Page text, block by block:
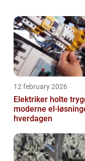
12 february 2026
Elektriker holte trygge og
moderne el-
hverdagen